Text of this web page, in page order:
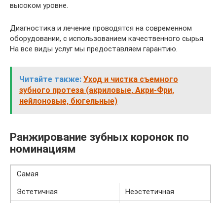
высоком уровне.
Диагностика и лечение проводятся на современном
оборудовании, с использованием качественного сырья.
На все виды услуг мы предоставляем гарантию.
Читайте также: Уход и чистка съемного
зубного протеза (акриловые, Акри-Фри,
нейлоновые, бюгельные)
Ранжирование зубных коронок по
номинациям
Самая
Эстетичная
Неэстетичная